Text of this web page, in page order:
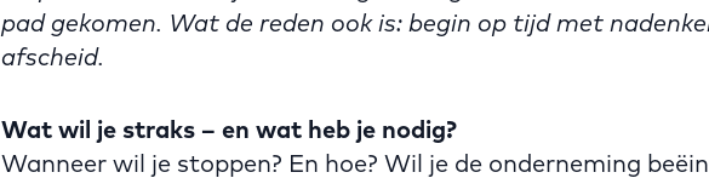
pad gekomen. Wat de reden ook is: begin op tijd met
afscheid.
Wat wil je straks – en wat heb je nodig?
Wanneer wil je stoppen? En hoe? Wil je de onderneming